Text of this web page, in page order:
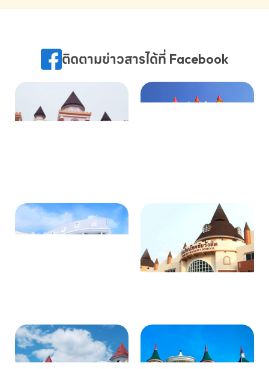
ภาษา ผ่านประสบการณ์การเรียนรู้
075-691910ติดตามข่าวสารได้ที่ Facebook